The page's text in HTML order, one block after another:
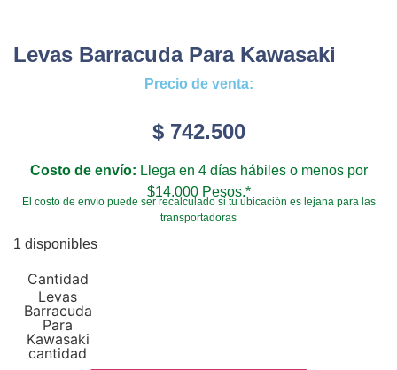
Levas Barracuda Para Kawasaki
Precio de venta:
$742.500
Costo de envío: Llega en 4 días hábiles o menos por
$14.000 Pesos.*
El costo de envío puede ser recalculado si tu ubicación es lejana para las
transportadoras
1 disponibles
Levas
Barracuda
Para
Kawasaki
cantidad